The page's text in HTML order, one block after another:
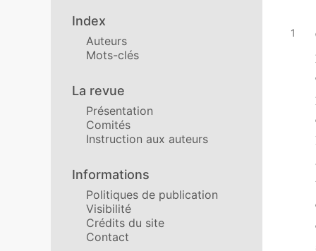
Index
Auteurs
Mots-clés
La revue
Présentation
Comités
Instruction aux auteurs
Informations
Politiques de publication
Visibilité
Crédits du site
Contact